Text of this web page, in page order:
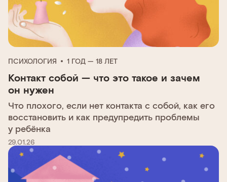
ПСИХОЛОГИЯ 1 ГОД — 18 ЛЕТ
Контакт собой — что это такое и зачем
он нужен
Что плохого, если нет контакта с собой, как его
восстановить и как предупредить проблемы
у ребёнка
29.01.26